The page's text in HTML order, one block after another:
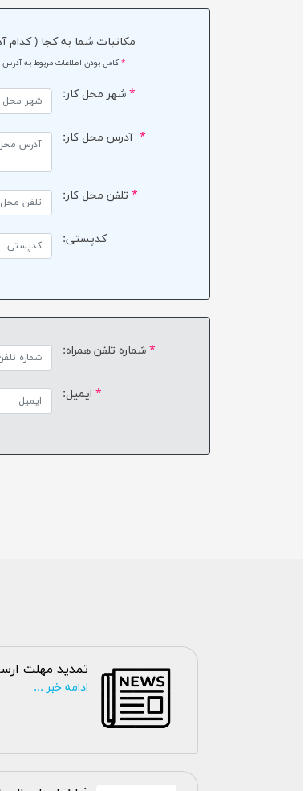
مکاتبات شما به کجا ( کدام
* كامل بودن اطلاعات مربوط به آدرس
* شهر محل کار:
* آدرس محل کار:
* تلفن محل کار:
کدپستی:
* شماره تلفن همراه:
* ایمیل:
تمدید مهلت
ادامه خبر ...